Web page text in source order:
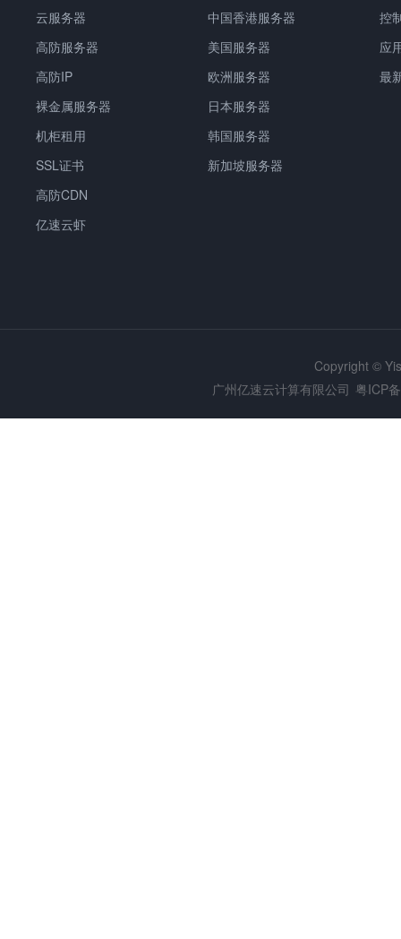
云服务器
高防服务器
高防IP
裸金属服务器
机柜租用
SSL证书
高防CDN
亿速云虾
中国香港服务器
美国服务器
欧洲服务器
日本服务器
韩国服务器
新加坡服务器
控
应
最
Copyright ©
广州亿速云计算有限公司 粤ICP